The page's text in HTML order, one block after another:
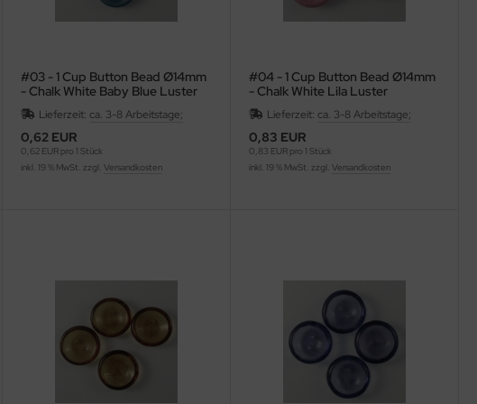
#03 - 1 Cup Button Bead Ø14mm
- Chalk White Baby Blue Luster
Lieferzeit: ca. 3-8 Arbeitstage;
0,62 EUR
0,62 EUR pro 1 Stück
inkl. 19 % MwSt. zzgl. Versandkosten
#04 - 1 Cup Button Bead Ø14mm
- Chalk White Lila Luster
Lieferzeit: ca. 3-8 Arbeitstage;
0,83 EUR
0,83 EUR pro 1 Stück
inkl. 19 % MwSt. zzgl. Versandkosten